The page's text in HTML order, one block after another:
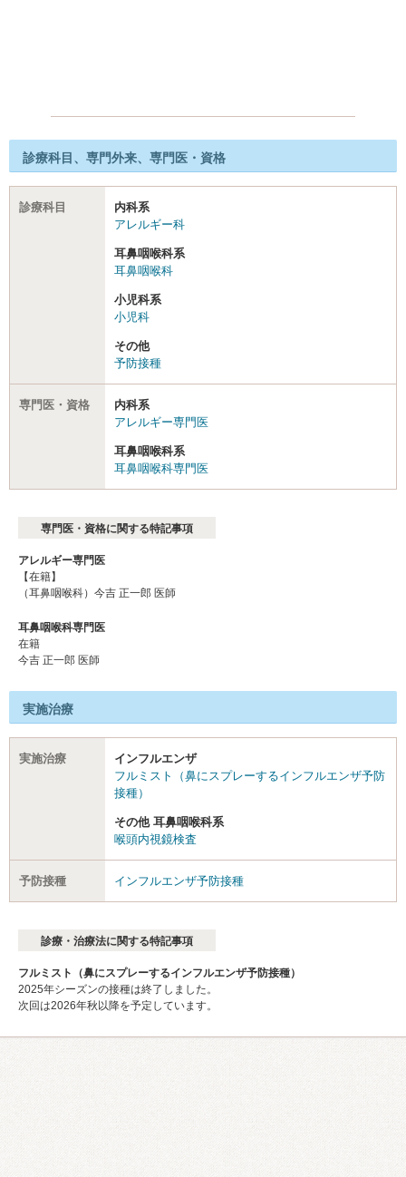
診療科目、専門外来、専門医・資格
診療科目
内科系
アレルギー科
耳鼻咽喉科系
耳鼻咽喉科
小児科系
小児科
その他
予防接種
専門医・資格
内科系
アレルギー専門医
耳鼻咽喉科系
耳鼻咽喉科専門医
専門医・資格に関する特記事項
アレルギー専門医
【在籍】
（耳鼻咽喉科）今吉 正一郎 医師
耳鼻咽喉科専門医
在籍
今吉 正一郎 医師
実施治療
実施治療
インフルエンザ
フルミスト（鼻にスプレーするインフルエンザ予防
接種）
その他 耳鼻咽喉科系
喉頭内視鏡検査
予防接種 インフルエンザ予防接種
診療・治療法に関する特記事項
フルミスト（鼻にスプレーするインフルエンザ予防接種）
2025年シーズンの接種は終了しました。
次回は2026年秋以降を予定しています。